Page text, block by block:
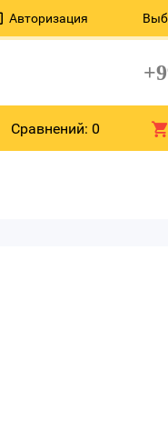
Авторизация
Сравнений: 0